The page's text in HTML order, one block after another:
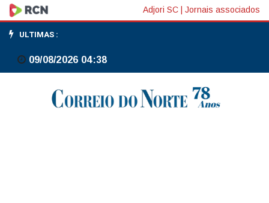
Taxas
de
juros
futuras
Adjori SC Jornais associados
ULTIMAS :
09/08/2026 04:38